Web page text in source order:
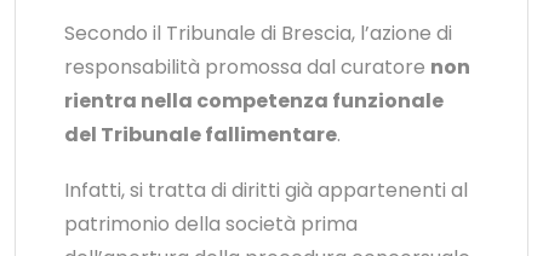
Secondo il Tribunale di Brescia, l’azione di
responsabilità promossa dal curatore non
rientra nella competenza funzionale
del Tribunale fallimentare.
Infatti, si tratta di diritti già appartenenti al
patrimonio della società prima